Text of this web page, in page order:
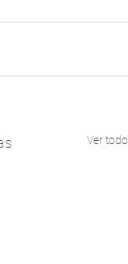
Ver todo